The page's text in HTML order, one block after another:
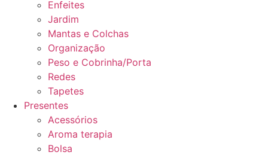
Enfeites
Jardim
Mantas e Colchas
Organização
Peso e Cobrinha/Porta
Redes
Tapetes
Presentes
Acessórios
Aroma terapia
Bolsa